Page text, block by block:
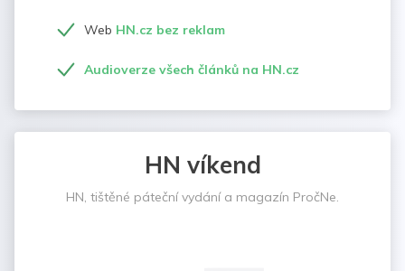
Web HN.cz bez reklam
Audioverze všech článků na HN.cz
HN víkend
HN, tištěné páteční vydání a magazín PročNe.